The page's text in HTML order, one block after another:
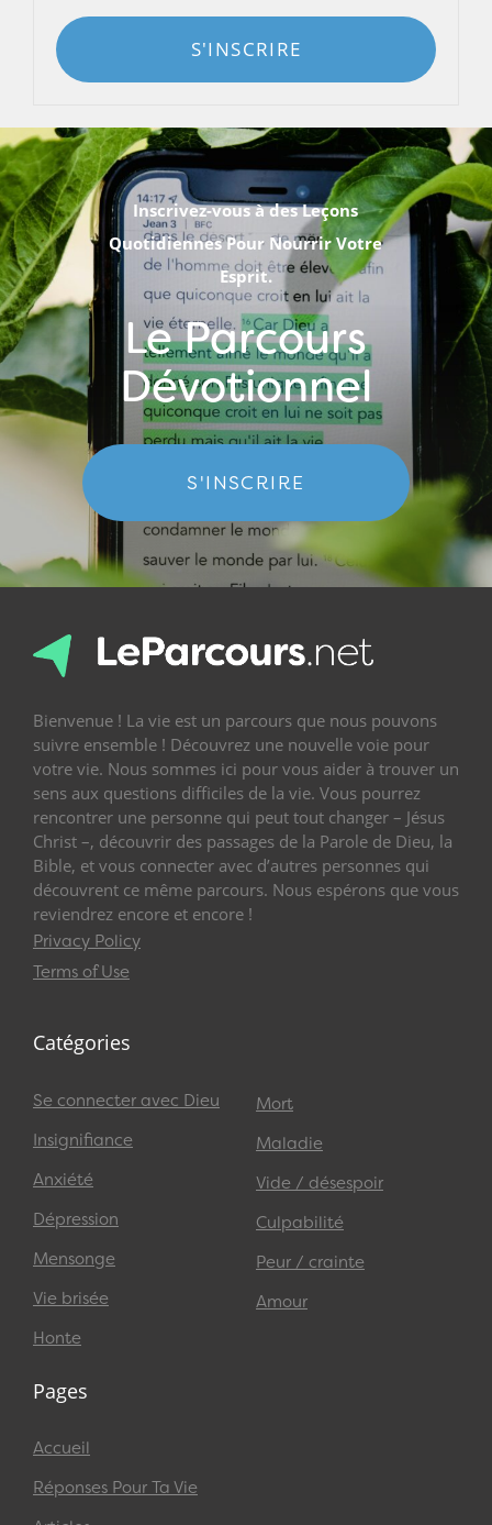
S'INSCRIRE
Inscrivez-vous à des Leçons
Quotidiennes Pour Nourrir Votre
Esprit.
Le Parcours
Dévotionnel
S'INSCRIRE
Bienvenue ! La vie est un parcours que nous pouvons
suivre ensemble ! Découvrez une nouvelle voie pour
votre vie. Nous sommes ici pour vous aider à trouver un
sens aux questions difficiles de la vie. Vous pourrez
rencontrer une personne qui peut tout changer – Jésus
Christ –, découvrir des passages de la Parole de Dieu, la
Bible, et vous connecter avec d’autres personnes qui
découvrent ce même parcours. Nous espérons que vous
reviendrez encore et encore !
Privacy Policy
Terms of Use
Catégories
Se connecter avec Dieu
Insignifiance
Anxiété
Dépression
Mensonge
Vie brisée
Honte
Mort
Maladie
Vide / désespoir
Culpabilité
Peur / crainte
Amour
Pages
Accueil
Réponses Pour Ta Vie